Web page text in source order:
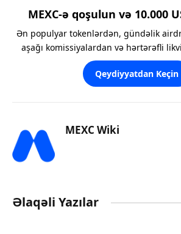
MEXC-ə qoşulun və 10.000
Ən populyar tokenlərdən, gündəlik
aşağı komissiyalardan və hərtərəfli
Qeydiyyatdan Keçin
MEXC Wiki
Əlaqəli Yazılar